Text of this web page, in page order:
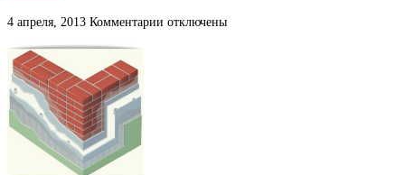
4 апреля, 2013 Комментарии котключены